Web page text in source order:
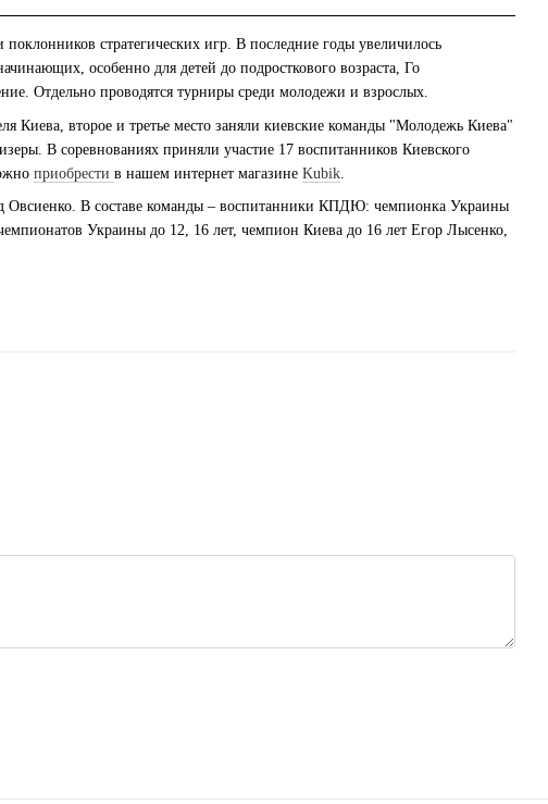
стратегических игр. В последние годы увеличилось
особенно для детей до подросткового возраста, Го
Отдельно проводятся турниры среди молодежи и взрослых.
Киева, второе и третье место заняли киевские команды "Молодежь Киева"
В соревнованиях приняли участие 17 воспитанников Киевского
приобрести в нашем интернет магазине Kubik
Овсиенко. В составе команды – воспитанники КПДЮ: чемпионка Украины
Украины до 12, 16 лет, чемпион Киева до 16 лет Егор Лысенко,